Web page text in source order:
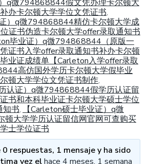
）q微794868844假文凭办理卡尔顿大
办卡尔顿大学学位文凭证书,
证）q微794868844精仿卡尔顿大学成
证书伪造卡尔顿大学offer录取通知书
毕业证）q微794868844（原版一
证书入学offer录取通知书补办卡尔顿
业证成绩单【Carleton入学offer录取
高仿国外学历卡尔顿大学假毕业
顿大学学位文凭证书制作,
认证）q微794868844假学历认证留
书和本科毕业证卡尔顿大学硕士学位
知书,
【Carleton硕士毕业证）q微
大学学历认证留信网官网可查购买
士学位证书
respuestas, 1 mensaje y ha sido
vez elhace 4 meses, 1 semana